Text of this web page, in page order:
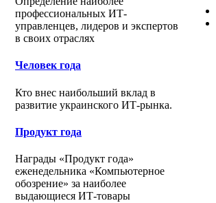
профессиональных ИТ-
управленцев, лидеров и экспертов
в своих отраслях
Человек года
Кто внес наибольший вклад в
развитие украинского ИТ-рынка.
Продукт года
Награды «Продукт года»
еженедельника «Компьютерное
обозрение» за наиболее
выдающиеся ИТ-товары